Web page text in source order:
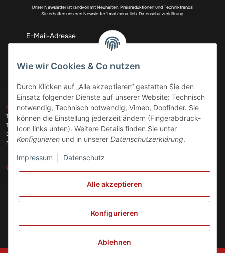
Unser Newsletter ist randvoll mit Neuheiten, Preisreduktionen und Techniktrends!
Sie erhalten unseren Newsletter 1 mal monatlich.Datenschutzerklärung
Abonnieren
KONTAKT
Telefon:+49 (0)6074 816 08 0
Telefax:
+49 (0)6074 215 08 60
E-Mail:
info@meinhausgeraetedoc.de
Max Planck Str. 6 c, 63322 Rödermark
GESETZLICHE INFORMATIONEN
ZAHLUNGSARTEN
VERSANDARTEN
Vertrag widerrufen
Wie wir Cookies & Co nutzen
Durch Klicken auf „Alle akzeptieren“ gestatten Sie den
Einsatz folgender Dienste auf unserer Website: Technisch
notwendig, Technisch notwendig, Vimeo, Doofinder. Sie
können die Einstellung jederzeit ändern (Fingerabdruck-
Icon links unten). Weitere Details finden Sie unter
Konfigurieren und in unserer Datenschutzerklärung.
Impressum Datenschutz
Alle akzeptieren
Konfigurieren
Ablehnen